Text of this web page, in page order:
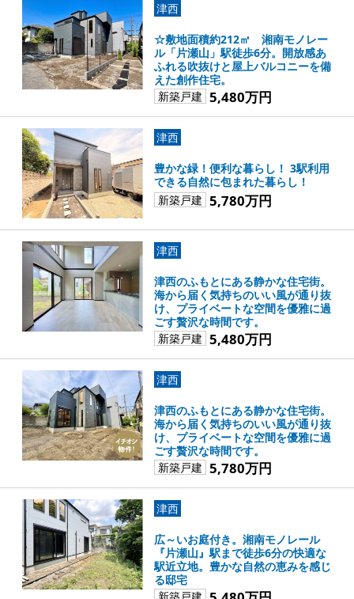
津西
☆敷地面積約212㎡ 湘南モノレー
ル「片瀬山」駅徒歩6分。開放感あ
ふれる吹抜けと屋上バルコニーを備
えた創作住宅。
新築戸建 5,480万円
津西
豊かな緑！便利な暮らし！ 3駅利用
できる自然に包まれた暮らし！
新築戸建 5,780万円
津西
津西のふもとにある静かな住宅街。
海から届く気持ちのいい風が通り抜
け、プライベートな空間を優雅に過
ごす贅沢な時間です。
新築戸建 5,480万円
津西
津西のふもとにある静かな住宅街。
海から届く気持ちのいい風が通り抜
け、プライベートな空間を優雅に過
ごす贅沢な時間です。
新築戸建 5,780万円
津西
広～いお庭付き。湘南モノレール
『片瀬山』駅まで徒歩6分の快適な
駅近立地。豊かな自然の恵みを感じ
る邸宅